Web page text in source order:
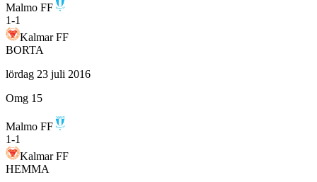
Malmo FF
1-1
Kalmar FF
BORTA
lördag 23 juli 2016
Omg 15
Malmo FF
1-1
Kalmar FF
HEMMA